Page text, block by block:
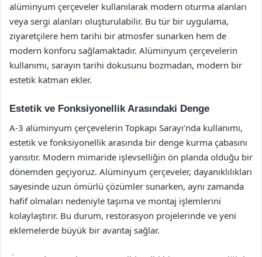
alüminyum çerçeveler kullanılarak modern oturma alanları
veya sergi alanları oluşturulabilir. Bu tür bir uygulama,
ziyaretçilere hem tarihi bir atmosfer sunarken hem de
modern konforu sağlamaktadır. Alüminyum çerçevelerin
kullanımı, sarayın tarihi dokusunu bozmadan, modern bir
estetik katman ekler.
Estetik ve Fonksiyonellik Arasındaki Denge
A-3 alüminyum çerçevelerin Topkapı Sarayı’nda kullanımı,
estetik ve fonksiyonellik arasında bir denge kurma çabasını
yansıtır. Modern mimaride işlevselliğin ön planda olduğu bir
dönemden geçiyoruz. Alüminyum çerçeveler, dayanıklılıkları
sayesinde uzun ömürlü çözümler sunarken, aynı zamanda
hafif olmaları nedeniyle taşıma ve montaj işlemlerini
kolaylaştırır. Bu durum, restorasyon projelerinde ve yeni
eklemelerde büyük bir avantaj sağlar.